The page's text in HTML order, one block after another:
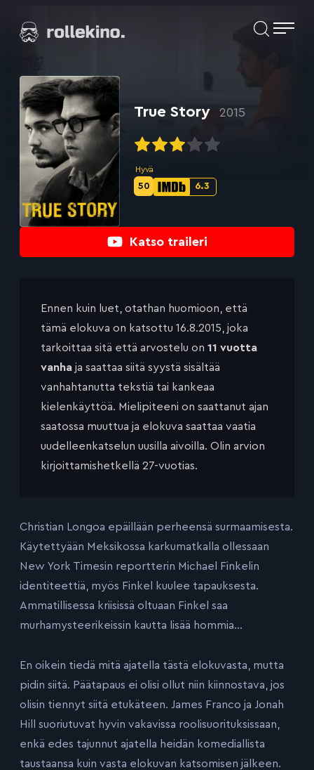
suoraan
Elokuvat ja elokuva-arviot | Rollekino.fi
jälkeen.
Katso traileri
True Story 2015
Hyvä
IMDb-
6.3
Metascore-
50
Ennen kuin luet, otathan huomioon, että
tämä elokuva on katsottu 16.8.2015, joka
tarkoittaa sitä että arvostelu on 11 vuotta
vanha ja saattaa siitä syystä sisältää
vanhahtanutta tekstiä tai kankeaa
kielenkäyttöä. Mielipiteeni on saattanut ajan
saatossa muuttua ja elokuva saattaa vaatia
uudelleenkatselun uusilla aivoilla. Olin arvion
kirjoittamishetkellä 27-vuotias.
Christian Longoa epäillään perheensä surmaamisesta.
Käytettyään Meksikossa karkumatkalla ollessaan
New York Timesin reportterin Michael Finkelin
identiteettiä, myös Finkel kuulee tapauksesta.
Ammatillisessa kriisissä oltuaan Finkel saa
murhamysteerikeissin kautta lisää hommia…
En oikein tiedä mitä ajatella tästä elokuvasta, mutta
pidin siitä. Päätapaus ei olisi ollut niin kiinnostava, jos
olisin tiennyt siitä etukäteen. James Franco ja Jonah
Hill suoriutuvat hyvin vakavissa roolisuorituksissaan,
enkä edes tajunnut ajatella heidän komediallista
taustaansa kuin vasta elokuvan katsomisen jälkeen.